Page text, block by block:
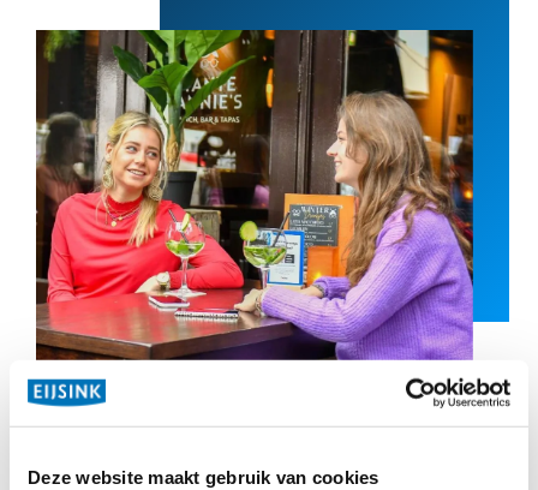
Deze website maakt gebruik van cookies